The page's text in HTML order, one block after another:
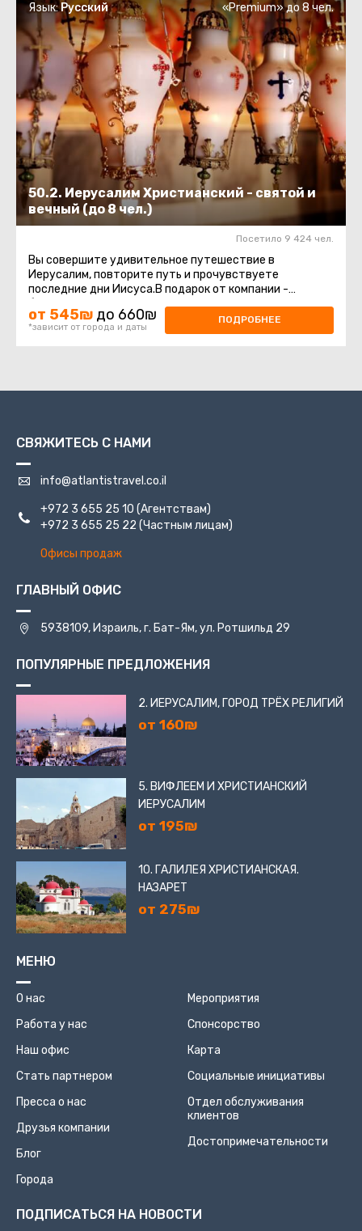
50.2. Иерусалим Христианский - святой и
вечный (до 8 чел.)
Язык:Русский «Premium» до 8 чел.
Посетило 9 424 чел.
Вы совершите удивительное путешествие в
Иерусалим, повторите путь и прочувствуете
последние дни Иисуса.В подарок от компании -
бутылочка воды и сувенир! Маршрут начнется ...
от 545₪ до 660₪
*зависит от города и даты
ПОДРОБНЕЕ
СВЯЖИТЕСЬ С НАМИ
info@atlantistravel.co.il
+972 3 655 25 10 (Агентствам)
+972 3 655 25 22 (Частным лицам)
Офисы продаж
ГЛАВНЫЙ ОФИС
5938109, Израиль, г. Бат-Ям, ул. Ротшильд 29
ПОПУЛЯРНЫЕ ПРЕДЛОЖЕНИЯ
2. ИЕРУСАЛИМ, ГОРОД ТРЁХ РЕЛИГИЙ
от 160₪
5. ВИФЛЕЕМ И ХРИСТИАНСКИЙ
ИЕРУСАЛИМ
от 195₪
10. ГАЛИЛЕЯ ХРИСТИАНСКАЯ.
НАЗАРЕТ
от 275₪
МЕНЮ
О нас
Работа у нас
Наш офис
Стать партнером
Пресса о нас
Друзья компании
Блог
Города
Мероприятия
Спонсорство
Карта
Социальные инициативы
Отдел обслуживания
клиентов
Достопримечательности
ПОДПИСАТЬСЯ НА НОВОСТИ